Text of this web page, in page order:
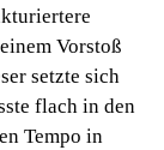
Vorstoß
setzte sich
flach in den
Tempo in